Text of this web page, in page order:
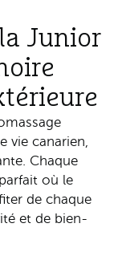
Junior
vie canarien,
Chaque
où le
de chaque
et de bien-